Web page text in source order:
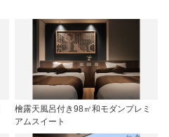
檜露天風呂付き98㎡和モダンプレミ
アムスイート